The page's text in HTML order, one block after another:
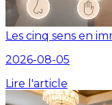
Les cinq sens en
2026-08-05
Lire l'article